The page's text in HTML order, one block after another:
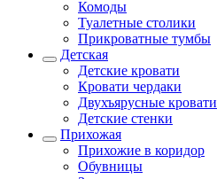
Комоды
Туалетные столики
Прикроватные тумбы
Детская
Детские кровати
Кровати чердаки
Двухъярусные кровати
Детские стенки
Прихожая
Прихожие в коридор
Обувницы